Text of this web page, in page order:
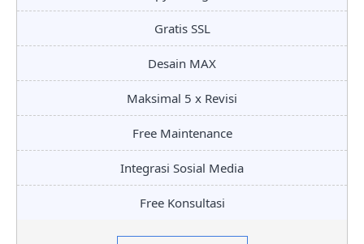
Gratis SSL
Desain MAX
Maksimal 5 x Revisi
Free Maintenance
Integrasi Sosial Media
Free Konsultasi